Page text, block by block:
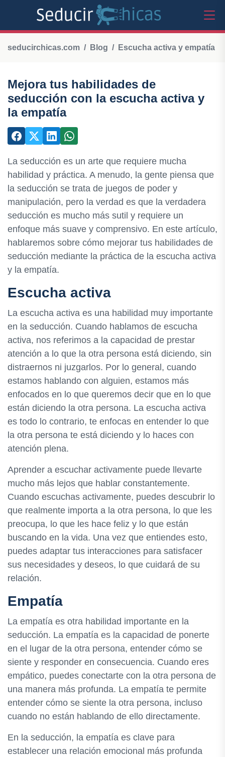
seducirchicas.com Blog Escucha activa y empatía
Mejora tus habilidades de
seducción con la escucha activa y
la empatía
La seducción es un arte que requiere mucha
habilidad y práctica. A menudo, la gente piensa que
la seducción se trata de juegos de poder y
manipulación, pero la verdad es que la verdadera
seducción es mucho más sutil y requiere un
enfoque más suave y comprensivo. En este artículo,
hablaremos sobre cómo mejorar tus habilidades de
seducción mediante la práctica de la escucha activa
y la empatía.
Escucha activa
La escucha activa es una habilidad muy importante
en la seducción. Cuando hablamos de escucha
activa, nos referimos a la capacidad de prestar
atención a lo que la otra persona está diciendo, sin
distraernos ni juzgarlos. Por lo general, cuando
estamos hablando con alguien, estamos más
enfocados en lo que queremos decir que en lo que
están diciendo la otra persona. La escucha activa
es todo lo contrario, te enfocas en entender lo que
la otra persona te está diciendo y lo haces con
atención plena.
Aprender a escuchar activamente puede llevarte
mucho más lejos que hablar constantemente.
Cuando escuchas activamente, puedes descubrir lo
que realmente importa a la otra persona, lo que les
preocupa, lo que les hace feliz y lo que están
buscando en la vida. Una vez que entiendes esto,
puedes adaptar tus interacciones para satisfacer
sus necesidades y deseos, lo que cuidará de su
relación.
Empatía
La empatía es otra habilidad importante en la
seducción. La empatía es la capacidad de ponerte
en el lugar de la otra persona, entender cómo se
siente y responder en consecuencia. Cuando eres
empático, puedes conectarte con la otra persona de
una manera más profunda. La empatía te permite
entender cómo se siente la otra persona, incluso
cuando no están hablando de ello directamente.
En la seducción, la empatía es clave para
establecer una relación emocional más profunda